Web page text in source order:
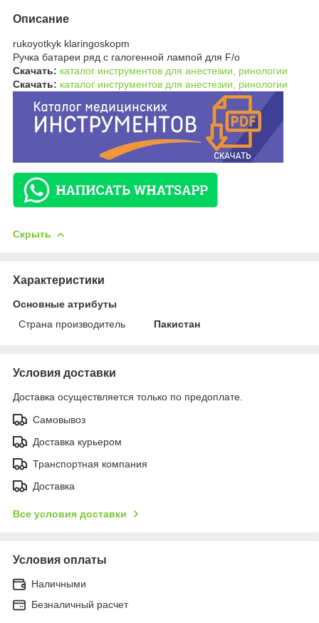
Описание
rukoyotkyk klaringoskopm
Ручка батареи ряд с галогенной лампой для F/o
Скачать: каталог инструментов для анестезии, ринологии
Скачать: каталог инструментов для анестезии, ринологии
Скрыть
Характеристики
Основные атрибуты
Страна производитель
Пакистан
Условия доставки
Доставка осуществляется только по предоплате.
Самовывоз
Доставка курьером
Транспортная компания
Доставка
Все условия доставки
Условия оплаты
Наличными
Безналичный расчет